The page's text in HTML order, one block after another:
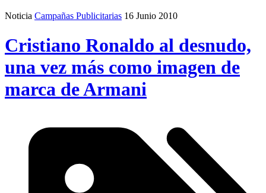
Noticia Campañas Publicitarias 16 Junio 2010
Cristiano Ronaldo al desnudo,
una vez más como imagen de
marca de Armani